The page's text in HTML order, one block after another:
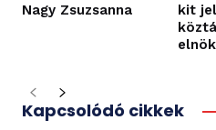
Nagy Zsuzsanna
kit
Kapcsolódó cikkek